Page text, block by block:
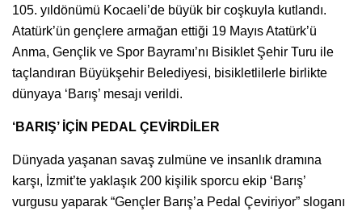
105. yıldönümü Kocaeli’de büyük bir coşkuyla kutlandı.
Atatürk’ün gençlere armağan ettiği 19 Mayıs Atatürk’ü
Anma, Gençlik ve Spor Bayramı’nı Bisiklet Şehir Turu ile
taçlandıran Büyükşehir Belediyesi, bisikletlilerle birlikte
dünyaya ‘Barış’ mesajı verildi.
‘BARIŞ’ İÇİN PEDAL ÇEVİRDİLER
Dünyada yaşanan savaş zulmüne ve insanlık dramına
karşı, İzmit’te yaklaşık 200 kişilik sporcu ekip ‘Barış’
vurgusu yaparak “Gençler Barış’a Pedal Çeviriyor” sloganı